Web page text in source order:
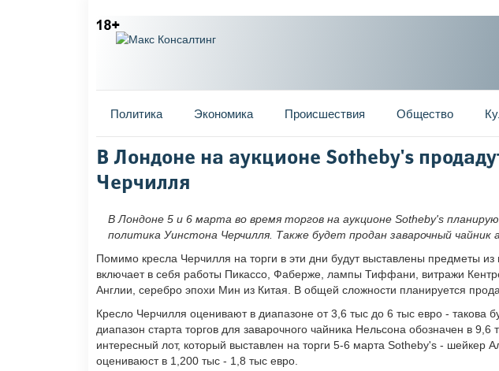
Главное меню
Политика Экономика Происшествия Общество
Вы здесь
В Лондоне на аукционе Sotheby's
Черчилля
В Лондоне 5 и 6 марта во время торгов на аукционе Sotheby's
политика Уинстона Черчилля. Также будет продан заварочный чайник
Помимо кресла Черчилля на торги в эти дни будут выставлены предметы из
включает в себя работы Пикассо, Фаберже, лампы Тиффани, витражи
Англии, серебро эпохи Мин из Китая. В общей сложности планируется
Кресло Черчилля оценивают в диапазоне от 3,6 тыс до 6 тыс евро - такова
диапазон старта торгов для заварочного чайника Нельсона обозначен в
интересный лот, который выставлен на торги 5-6 марта Sotheby's - шейкер
оцениваюст в 1,200 тыс - 1,8 тыс евро.